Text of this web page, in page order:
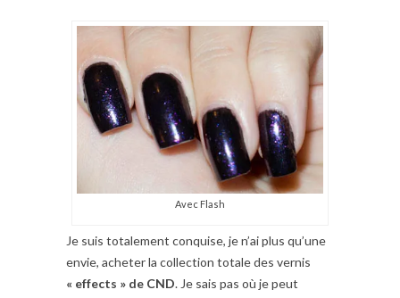
Avec Flash
Je suis totalement conquise, je n’ai plus qu’une
envie, acheter la collection totale des vernis
« effects » de CND. Je sais pas où je peut